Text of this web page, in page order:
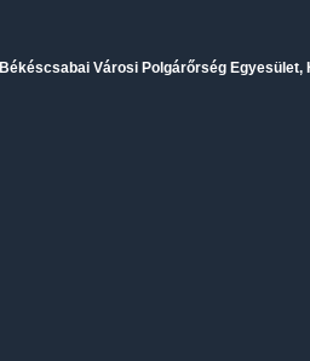
Békéscsabai Városi Polgárőrség Egyesület,